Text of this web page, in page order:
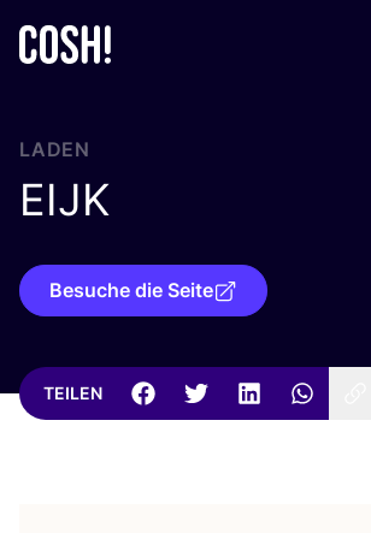
LADEN
EIJK
Besuche die Seite
TEILEN